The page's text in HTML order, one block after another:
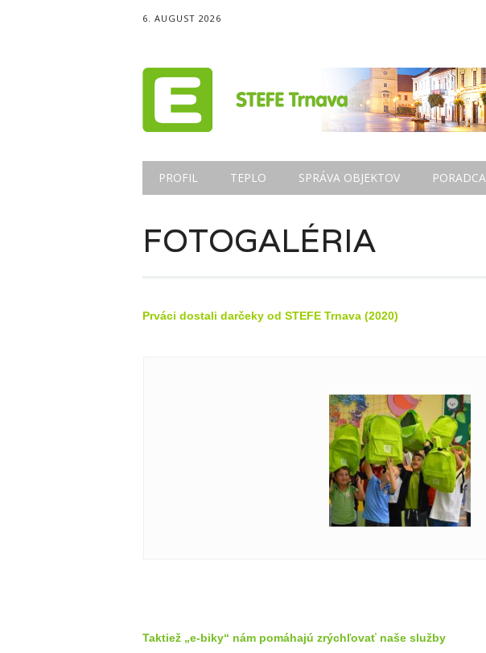
6. AUGUST 2026
Main menu
PROFIL TEPLO SPRÁVA OBJEKTOV PORADCA
FOTOGALÉRIA
Prváci dostali darčeky od STEFE Trnava (2020)
Taktiež „e-biky“ nám pomáhajú zrýchľovať naše služby